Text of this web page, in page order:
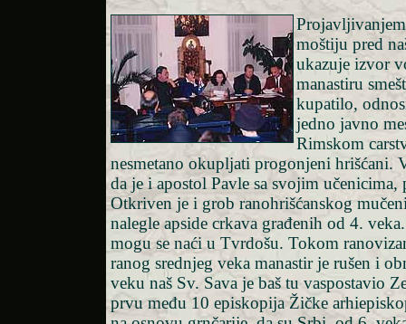
moštiju pred
ukazuje izvor
manastiru
kupatilo,
jedno javno
Rimskom
nesmetano okupljati progonjeni hrišćani.
da je i apostol Pavle sa svojim
Otkriven je i grob ranohrišćanskog
nalegle apside crkava građenih od 4.
mogu se naći u Tvrdošu. Tokom
ranog srednjeg veka manastir je rušen i
veku naš Sv. Sava je baš tu vaspostavio
prvu među 10 episkopija Žičke